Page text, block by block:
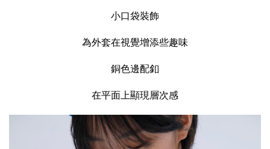
小口袋裝飾
為外套在視覺增添些趣味
銅色邊配釦
在平面上顯現層次感